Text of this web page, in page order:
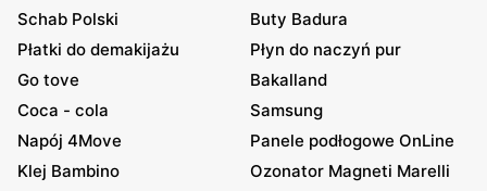
Schab Polski
Buty Badura
Płatki do demakijażu
Płyn do naczyń pur
Go tove
Bakalland
Coca - cola
Samsung
Napój 4Move
Panele podłogowe OnLine
Klej Bambino
Ozonator Magneti Marelli